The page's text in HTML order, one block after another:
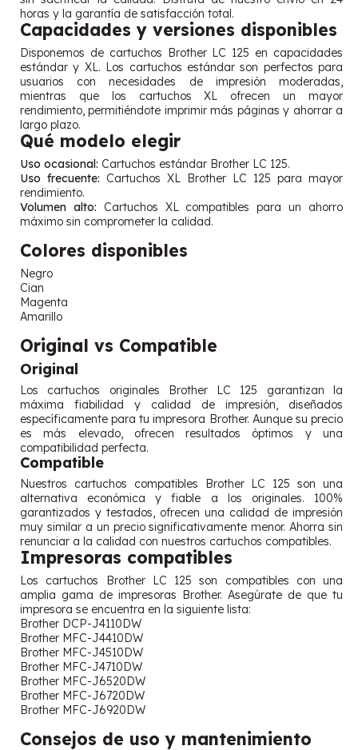
horas y la garantía de satisfacción total.
Capacidades y versiones disponibles
Disponemos de cartuchos Brother LC 125 en capacidades
estándar y XL. Los cartuchos estándar son perfectos para
usuarios con necesidades de impresión moderadas,
mientras que los cartuchos XL ofrecen un mayor
rendimiento, permitiéndote imprimir más páginas y ahorrar a
largo plazo.
Qué modelo elegir
Uso ocasional: Cartuchos estándar Brother LC 125.
Uso frecuente: Cartuchos XL Brother LC 125 para mayor
rendimiento.
Volumen alto: Cartuchos XL compatibles para un ahorro
máximo sin comprometer la calidad.
Colores disponibles
Negro
Cian
Magenta
Amarillo
Original vs Compatible
Original
Los cartuchos originales Brother LC 125 garantizan la
máxima fiabilidad y calidad de impresión, diseñados
específicamente para tu impresora Brother. Aunque su precio
es más elevado, ofrecen resultados óptimos y una
compatibilidad perfecta.
Compatible
Nuestros cartuchos compatibles Brother LC 125 son una
alternativa económica y fiable a los originales. 100%
garantizados y testados, ofrecen una calidad de impresión
muy similar a un precio significativamente menor. Ahorra sin
renunciar a la calidad con nuestros cartuchos compatibles.
Impresoras compatibles
Los cartuchos Brother LC 125 son compatibles con una
amplia gama de impresoras Brother. Asegúrate de que tu
impresora se encuentra en la siguiente lista:
Brother DCP-J4110DW
Brother MFC-J4410DW
Brother MFC-J4510DW
Brother MFC-J4710DW
Brother MFC-J6520DW
Brother MFC-J6720DW
Brother MFC-J6920DW
Consejos de uso y mantenimiento